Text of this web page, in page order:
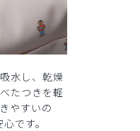
水し、乾燥
たつきを軽
やすいの
です。